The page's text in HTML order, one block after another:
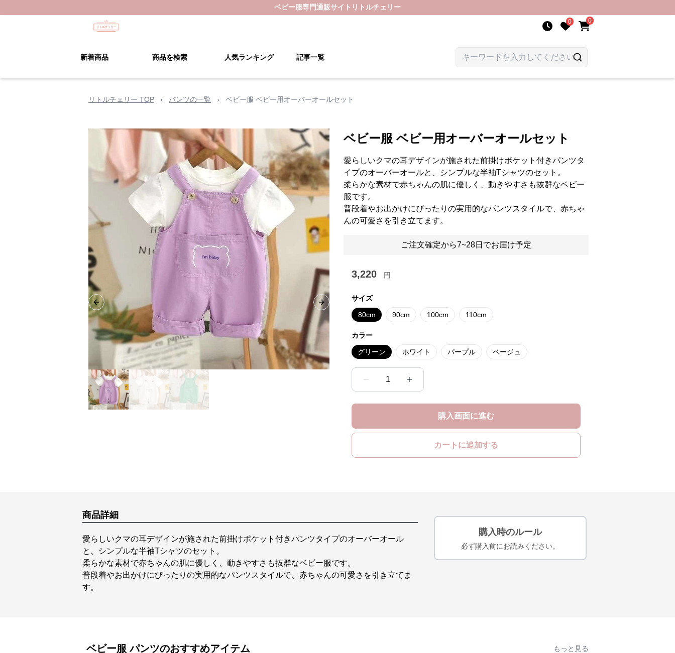
ベビー服専門通販サイト リトルチェリー
0 0
新着商品 商品を検索 人気ランキング 記事一覧
リトルチェリー TOP › パンツの一覧 › ベビー服 ベビー用オーバーオールセット
Previous slide Next slide
ベビー服 ベビー用オーバーオールセット
愛らしいクマの耳デザインが施された前掛けポケット付きパンツタ
イプのオーバーオールと、シンプルな半袖Tシャツのセット。
柔らかな素材で赤ちゃんの肌に優しく、動きやすさも抜群なベビー
服です。
普段着やお出かけにぴったりの実用的なパンツスタイルで、赤ちゃ
んの可愛さを引き立てます。
ご注文確定から7~28日でお届け予定
3,220 円
サイズ
80cm 90cm 100cm 110cm
カラー
グリーン ホワイト パープル ベージュ
1
購入画面に進む
カートに追加する
商品詳細
愛らしいクマの耳デザインが施された前掛けポケット付きパンツタイプのオーバーオール
と、シンプルな半袖Tシャツのセット。
柔らかな素材で赤ちゃんの肌に優しく、動きやすさも抜群なベビー服です。
普段着やお出かけにぴったりの実用的なパンツスタイルで、赤ちゃんの可愛さを引き立てま
す。
購入時のルール
必ず購入前にお読みください。
ベビー服 パンツのおすすめアイテム もっと見る